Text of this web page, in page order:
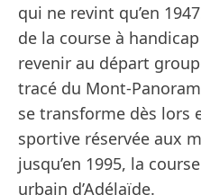
qui ne revint qu’en
de la course à
revenir au départ
tracé du
se transforme dès lors
sportive réservée aux
jusqu’en 1995, la
urbain d’Adélaïde.